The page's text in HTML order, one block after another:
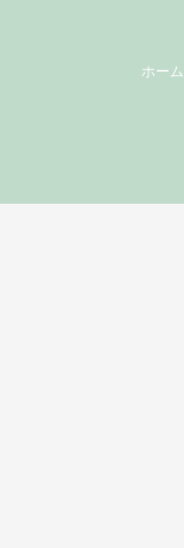
ホーム